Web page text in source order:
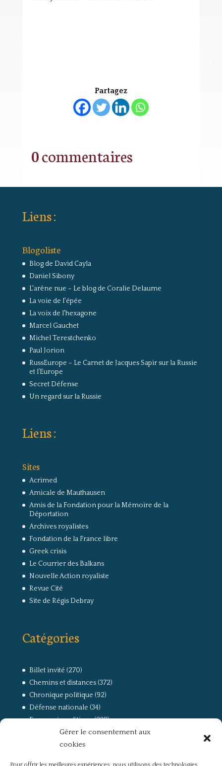
Gérer le consentement aux
cookies
Partagez
0 commentaires
Liens :
Blogoliste
Blog de David Cayla
Daniel Sibony
L'arêne nue – Le blog de Coralie Delaume
La voie de l'épée
La voix de l'hexagone
Marcel Gauchet
Michel Terestchenko
Paul Jorion
RussEurope – Le Carnet de Jacques Sapir sur la Russie
et l’Europe
Secret Défense
Un regard sur la Russie
Liens :
Sites
Acrimed
Amicale de Mauthausen
Amis de la Fondation pour la Mémoire de la
Déportation
Archives royalistes
Fondation de la France libre
Greek crisis
Le Courrier des Balkans
Nouvelle Action royaliste
Revue Cité
Site de Régis Debray
Catégories
Billet invité (270)
Chemins et distances(372)
Chronique politique (92)
Défense nationale (34)
Economie politique(238)
(168)
La guerre, la Résistance et la Déportation